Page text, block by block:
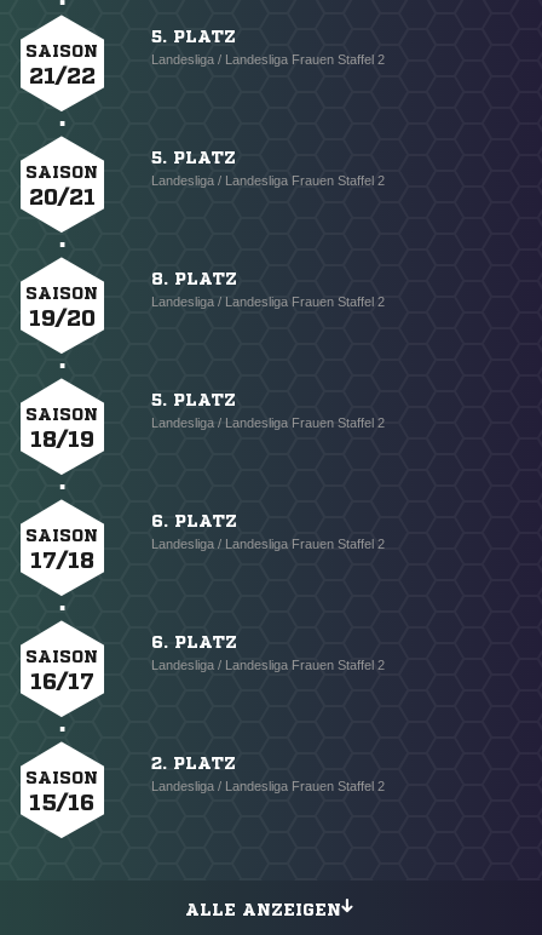
SAISON
21/22
5. PLATZ
Landesliga / Landesliga Frauen Staffel 2
SAISON
20/21
5. PLATZ
Landesliga / Landesliga Frauen Staffel 2
SAISON
19/20
8. PLATZ
Landesliga / Landesliga Frauen Staffel 2
SAISON
18/19
5. PLATZ
Landesliga / Landesliga Frauen Staffel 2
SAISON
17/18
6. PLATZ
Landesliga / Landesliga Frauen Staffel 2
SAISON
16/17
6. PLATZ
Landesliga / Landesliga Frauen Staffel 2
SAISON
15/16
2. PLATZ
Landesliga / Landesliga Frauen Staffel 2
ALLE ANZEIGEN